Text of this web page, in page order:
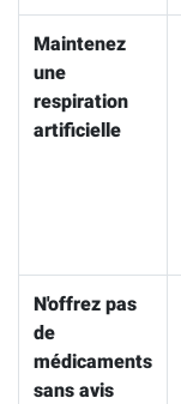
Maintenez
une
respiration
artificielle
N'offrez pas
de
médicaments
sans avis